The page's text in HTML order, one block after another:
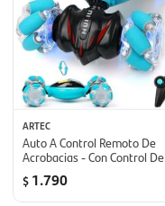
ARTEC
Auto A Control Remoto De
Acrobacias - Con Control De
Movimiento De Mano
$ 1.790